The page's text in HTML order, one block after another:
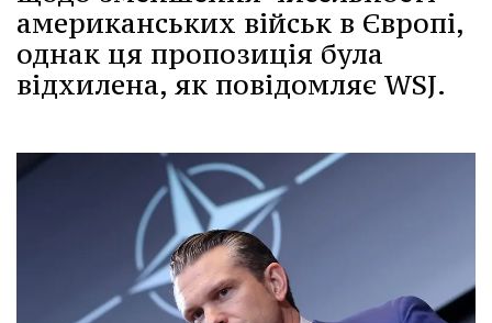
американських військ в Європі,
однак ця пропозиція була
відхилена, як повідомляє WSJ.